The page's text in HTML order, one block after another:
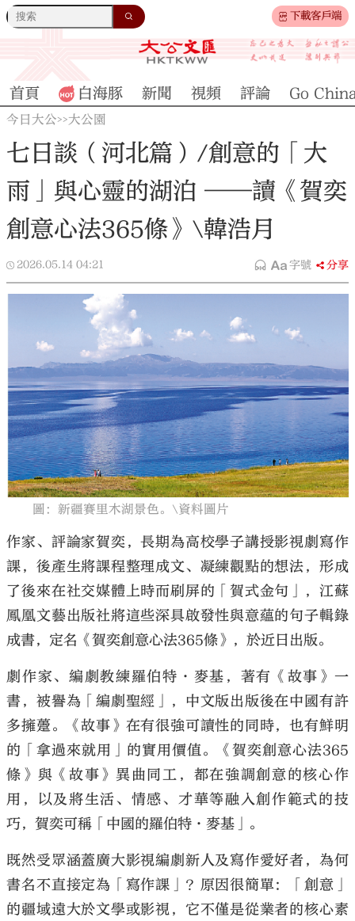
下載客戶端
大公文匯
首頁 白海豚 新聞 視頻 評論 Go
今日大公>>大公園
七日談（河北篇）/創意的「大
雨」與心靈的湖泊 ——讀《賀奕
創意心法365條》\韓浩月
2026.05.14 04:21 字號 分享
圖：新疆賽里木湖景色。\資料圖片
作家、評論家賀奕，長期為高校學子講授影視劇寫作
課，後產生將課程整理成文、凝練觀點的想法，形成
了後來在社交媒體上時而刷屏的「賀式金句」，江蘇
鳳凰文藝出版社將這些深具啟發性與意蘊的句子輯錄
成書，定名《賀奕創意心法365條》，於近日出版。
劇作家、編劇教練羅伯特·麥基，著有《故事》一
書，被譽為「編劇聖經」，中文版出版後在中國有許
多擁躉。《故事》在有很強可讀性的同時，也有鮮明
的「拿過來就用」的實用價值。《賀奕創意心法365
條》與《故事》異曲同工，都在強調創意的核心作
用，以及將生活、情感、才華等融入創作範式的技
巧，賀奕可稱「中國的羅伯特·麥基」。
既然受眾涵蓋廣大影視編劇新人及寫作愛好者，為何
書名不直接定為「寫作課」？原因很簡單：「創意」
的疆域遠大於文學或影視，它不僅是從業者的核心素